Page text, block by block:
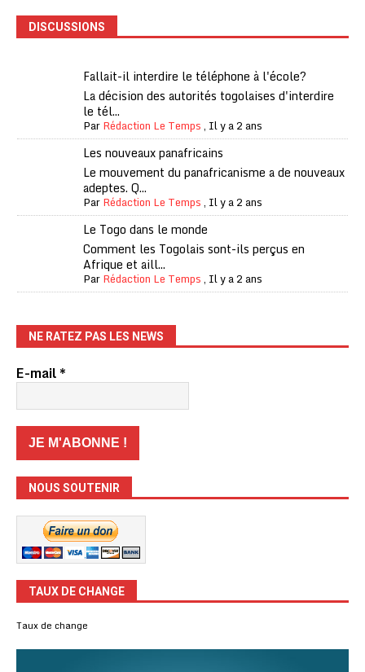
DISCUSSIONS
Fallait-il interdire le téléphone à l'école?
La décision des autorités togolaises d'interdire
le tél...
ParRédaction Le Temps, Il y a 2 ans
Les nouveaux panafricains
Le mouvement du panafricanisme a de nouveaux
adeptes. Q...
ParRédaction Le Temps, Il y a 2 ans
Le Togo dans le monde
Comment les Togolais sont-ils perçus en
Afrique et aill...
ParRédaction Le Temps, Il y a 2 ans
NE RATEZ PAS LES NEWS
E-mail*
NOUS SOUTENIR
TAUX DE CHANGE
Taux de change